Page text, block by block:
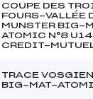
COUPE DES
FOURS-VALLÉE
MUNSTER BIG-
ATOMIC N°8 U14
CREDIT-
TRACE
BIG-MAT-